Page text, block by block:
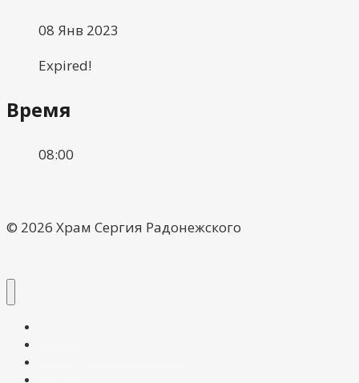
08 Янв 2023
Expired!
Время
08:00
© 2026 Храм Сергия Радонежского